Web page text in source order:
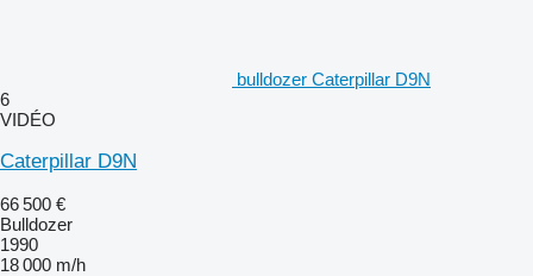
bulldozer Caterpillar D9N
6
VIDÉO
Caterpillar D9N
66 500 €
Bulldozer
1990
18 000 m/h